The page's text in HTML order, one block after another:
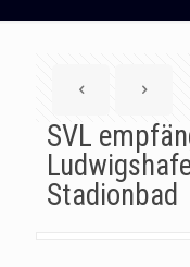
SVL
Stadionbad